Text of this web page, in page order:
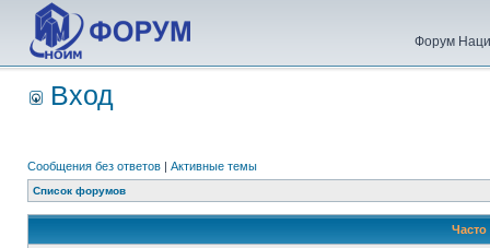
Форум
Вход
Сообщения без ответов | Активные темы
Список форумов